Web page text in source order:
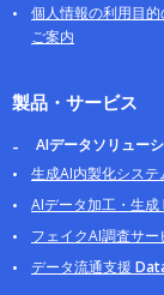
個人情報の利用目
ご案内
製品・サービス
AIデータソリュー
生成AI内製化システ
AIデータ加工・生成
フェイクAI調査サー
データ流通支援